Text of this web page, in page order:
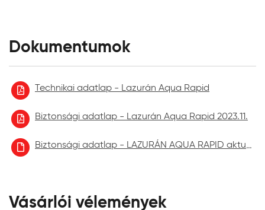
Dokumentumok
Technikai adatlap - Lazurán Aqua Rapid
Biztonsági adatlap - Lazurán Aqua Rapid 2023.11.
Biztonsági adatlap - LAZURÁN AQUA RAPID aktuális
Vásárlói vélemények